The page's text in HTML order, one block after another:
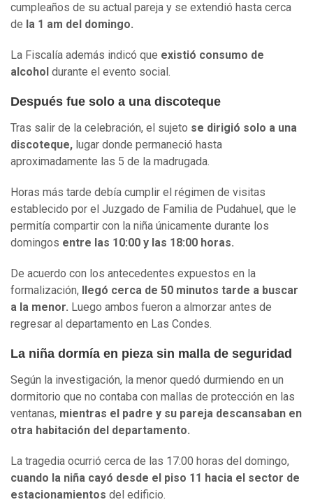
cumpleaños de su actual pareja y se extendió hasta cerca
de la 1 am del domingo.
La Fiscalía además indicó que existió consumo de
alcohol durante el evento social.
Después fue solo a una discoteque
Tras salir de la celebración, el sujeto se dirigió solo a una
discoteque, lugar donde permaneció hasta
aproximadamente las 5 de la madrugada.
Horas más tarde debía cumplir el régimen de visitas
establecido por el Juzgado de Familia de Pudahuel, que le
permitía compartir con la niña únicamente durante los
domingos entre las 10:00 y las 18:00 horas.
De acuerdo con los antecedentes expuestos en la
formalización, llegó cerca de 50 minutos tarde a buscar
a la menor. Luego ambos fueron a almorzar antes de
regresar al departamento en Las Condes.
La niña dormía en pieza sin malla de seguridad
Según la investigación, la menor quedó durmiendo en un
dormitorio que no contaba con mallas de protección en las
ventanas, mientras el padre y su pareja descansaban en
otra habitación del departamento.
La tragedia ocurrió cerca de las 17:00 horas del domingo,
cuando la niña cayó desde el piso 11 hacia el sector de
estacionamientos del edificio.